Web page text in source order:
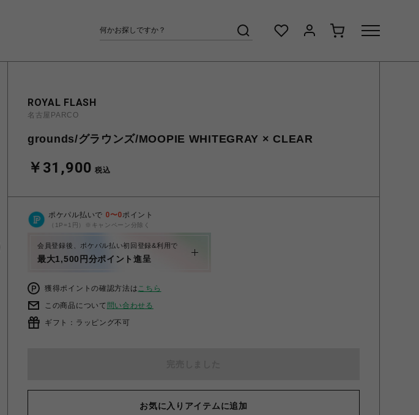
ROYAL FLASH
名古屋PARCO
grounds/グラウンズ/MOOPIE WHITEGRAY × CLEAR
￥31,900 税込
ポケパル払いで 0〜0ポイント
（1P=1円）※キャンペーン分除く
会員登録後、ポケパル払い初回登録&利用で
最大1,500円分ポイント進呈
獲得ポイントの確認方法はこちら
この商品について 問い合わせる
ギフト：ラッピング不可
お気に入りアイテムに追加